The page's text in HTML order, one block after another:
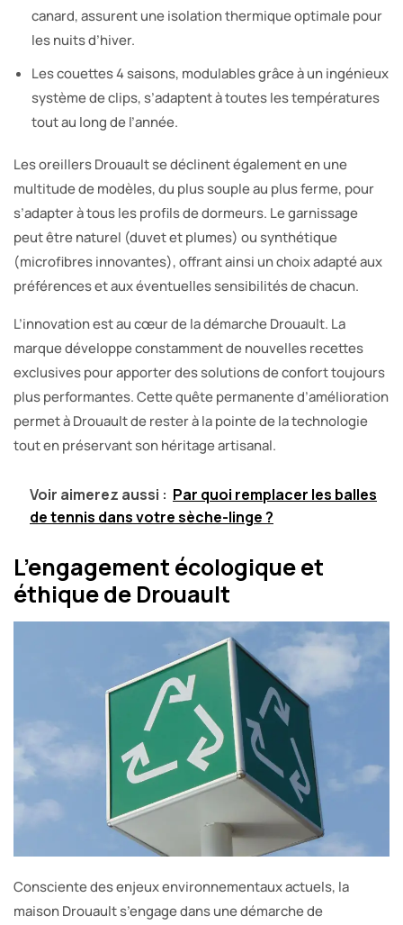
canard, assurent une isolation thermique optimale pour
les nuits d’hiver.
Les couettes 4 saisons, modulables grâce à un ingénieux
système de clips, s’adaptent à toutes les températures
tout au long de l’année.
Les oreillers Drouault se déclinent également en une
multitude de modèles, du plus souple au plus ferme, pour
s’adapter à tous les profils de dormeurs. Le garnissage
peut être naturel (duvet et plumes) ou synthétique
(microfibres innovantes), offrant ainsi un choix adapté aux
préférences et aux éventuelles sensibilités de chacun.
L’innovation est au cœur de la démarche Drouault. La
marque développe constamment de nouvelles recettes
exclusives pour apporter des solutions de confort toujours
plus performantes. Cette quête permanente d’amélioration
permet à Drouault de rester à la pointe de la technologie
tout en préservant son héritage artisanal.
Voir aimerez aussi : Par quoi remplacer les balles
de tennis dans votre sèche-linge ?
L’engagement écologique et
éthique de Drouault
Consciente des enjeux environnementaux actuels, la
maison Drouault s’engage dans une démarche de